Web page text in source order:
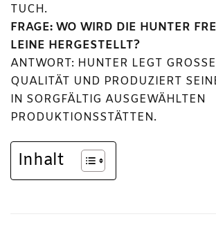
TUCH.
FRAGE: WO WIRD DIE HUNTER
LEINE HERGESTELLT?
ANTWORT: HUNTER LEGT
UALITÄT UND PRODUZIERT
N SORGFÄLTIG AUSGEWÄHLTEN P
RODUKTIONSSTÄTTEN.
Inhalt